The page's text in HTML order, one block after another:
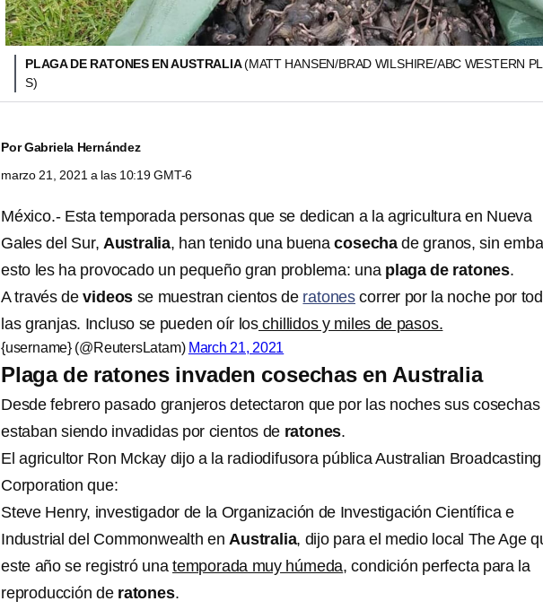
PLAGA DE RATONES EN AUSTRALIA(MATT HANSEN/BRAD WILSHIRE/ABC WESTERN
S)
PorGabriela Hernández
marzo 21, 2021 a las 10:19 GMT-6
México.- Esta temporada personas que se dedican a la agricultura en Nueva
Gales del Sur, Australia, han tenido una buenacosecha de granos, sin
esto les ha provocado un pequeño gran problema: una plaga de ratones.
A través devideos se muestran cientos de ratones correr por la noche por
las granjas. Incluso se pueden oír los chillidos y miles de pasos.
{username} (@ReutersLatam) March 21, 2021
Plaga de ratones invaden cosechas en Australia
Desde febrero pasado granjeros detectaron que por las noches sus cosechas
estaban siendo invadidas por cientos de ratones.
El agricultor Ron Mckay dijo a la radiodifusora pública Australian Broadcasting
Corporation que:
Steve Henry, investigador de la Organización de Investigación Científica e
Industrial del Commonwealth enAustralia, dijo para el medio local The Age
este año se registró unatemporada muy húmeda, condición perfecta para la
reproducción de ratones.